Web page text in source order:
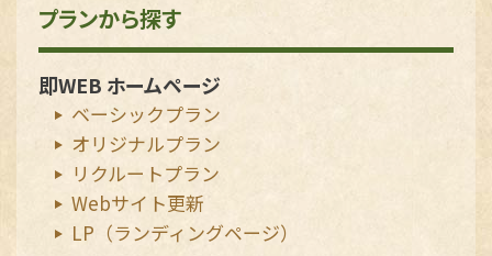
神奈川県
プランから探す
即WEB ホームページ
ベーシックプラン
オリジナルプラン
リクルートプラン
Webサイト更新
LP（ランディングページ）